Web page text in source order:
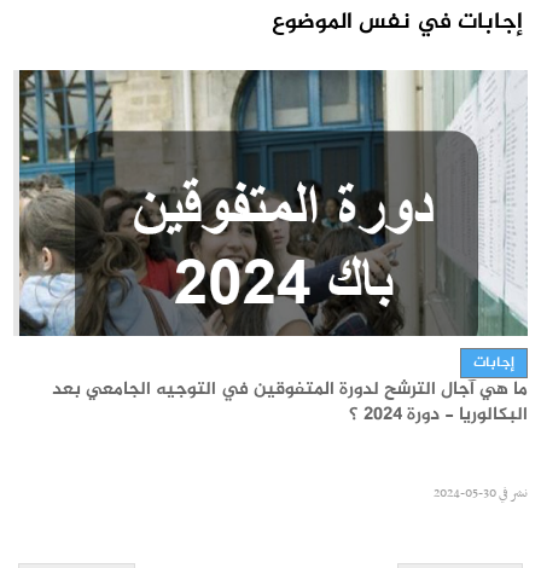
التسجيل الجامعي
الترشح للماجستير بكلية الطب بتونس 2026-2027
نشر في30-07-2026
إجابات في نفس الموضوع
إجابات
ما هي آجال الترشح لدورة المتفوقين في التوجيه الجامعي بعد
البكالوريا - دورة 2024 ؟
نشر في30-05-2024